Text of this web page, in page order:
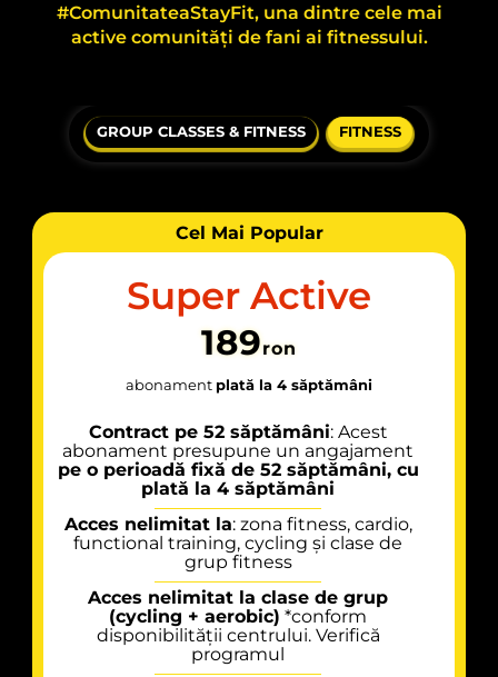
#ComunitateaStayFit, una dintre cele mai
active comunități de fani ai fitnessului.
GROUP CLASSES & FITNESS FITNESS
Cel Mai Popular
Super Active
189ron
abonament plată la 4 săptămâni
Contract pe 52 săptămâni: Acest
abonament presupune un angajament
pe o perioadă fixă de 52 săptămâni, cu
plată la 4 săptămâni
Acces nelimitat la: zona fitness, cardio,
functional training, cycling și clase de
grup fitness
Acces nelimitat la clase de grup
(cycling + aerobic) *conform
disponibilității centrului. Verifică
programul